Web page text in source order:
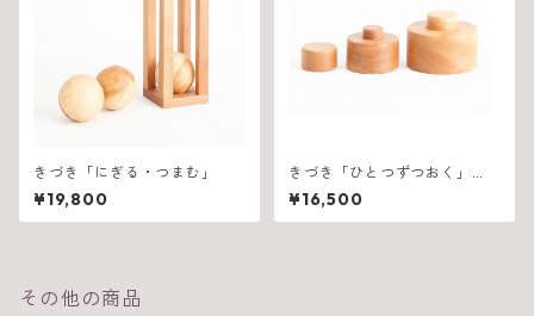
きづき「にぎる・つまむ」
¥19,800
きづき「ひとつずつおく」
（丸）
¥16,500
その他の商品